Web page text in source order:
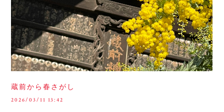
蔵前から春さがし
2026/03/11 13:42